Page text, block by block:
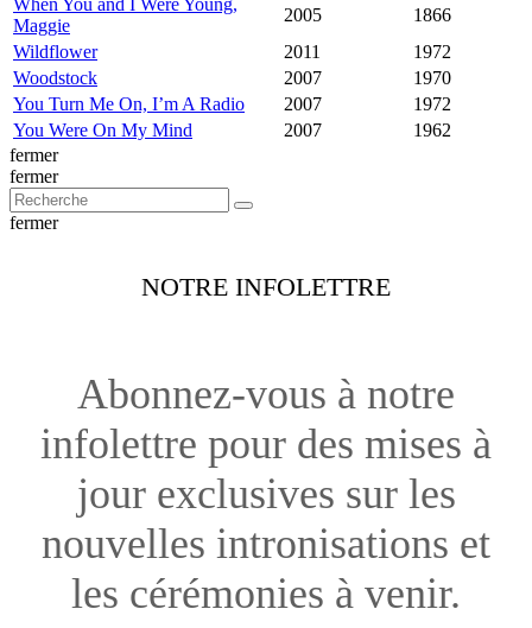
When You and I Were Young,
Maggie
2005
1866
Wildflower
2011
1972
Woodstock
2007
1970
You Turn Me On, I’m A Radio
2007
1972
You Were On My Mind
2007
1962
fermer
fermer
fermer
NOTRE INFOLETTRE
Abonnez-vous à notre
infolettre pour des mises à
jour exclusives sur les
nouvelles intronisations et
les cérémonies à venir.